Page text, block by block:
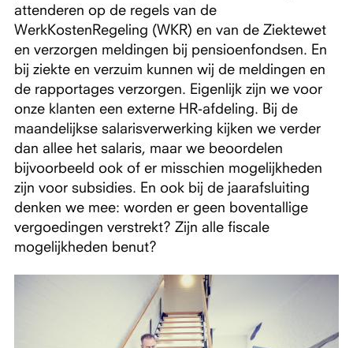
attenderen op de regels van de
WerkKostenRegeling (WKR) en van de Ziektewet
en verzorgen meldingen bij pensioenfondsen. En
bij ziekte en verzuim kunnen wij de meldingen en
de rapportages verzorgen. Eigenlijk zijn we voor
onze klanten een externe HR-afdeling. Bij de
maandelijkse salarisverwerking kijken we verder
dan allee het salaris, maar we beoordelen
bijvoorbeeld ook of er misschien mogelijkheden
zijn voor subsidies. En ook bij de jaarafsluiting
denken we mee: worden er geen boventallige
vergoedingen verstrekt? Zijn alle fiscale
mogelijkheden benut?